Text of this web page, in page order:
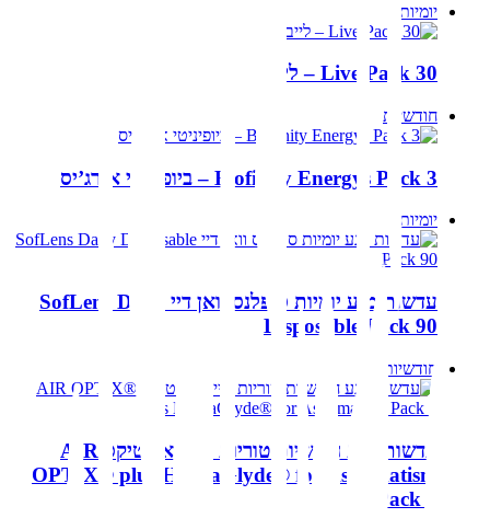
יומיות
Live Pack 30 – לייב
חודשיות
Biofinity Energys Pack 3 – ביופיניטי אנרג’יס
יומיות
עדשות מגע יומיות סופלנס וואן דיי SofLens Daily
Disposable Pack 90
חודשיות
עדשות מגע חודשיות טוריות אייר אופטיקס AIR
OPTIX® plus HydraGlyde® for Astigmatism
Pack 6